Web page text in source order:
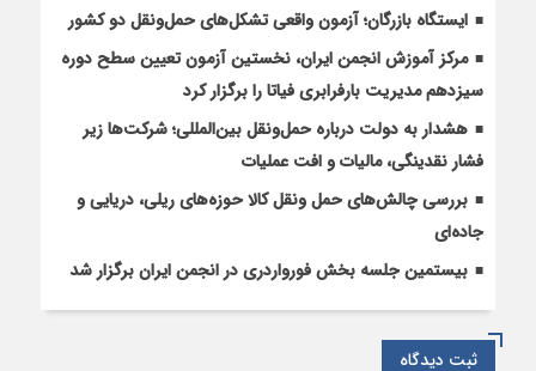
ایستگاه بازرگان؛ آزمون واقعی تشکل‌‌های حمل‌ونقل دو کشور
مرکز آموزش انجمن ایران، نخستین آزمون تعیین سطح دوره
سیزدهم مدیریت بارفرابری فیاتا را برگزار کرد
هشدار به دولت درباره حمل‌ونقل بین‌المللی؛ شرکت‌ها زیر
فشار نقدینگی، مالیات و افت عملیات
بررسی چالش‌های حمل ونقل کالا حوزه‌های ریلی، دریایی و
جاده‌ای
بیستمین جلسه بخش فورواردری در انجمن ایران برگزار شد
ثبت دیدگاه